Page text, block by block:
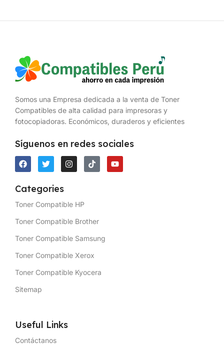
Somos una Empresa dedicada a la venta de Toner
Compatibles de alta calidad para impresoras y
fotocopiadoras. Económicos, duraderos y eficientes
Síguenos en redes sociales
Categories
Toner Compatible HP
Toner Compatible Brother
Toner Compatible Samsung
Toner Compatible Xerox
Toner Compatible Kyocera
Sitemap
Useful Links
Contáctanos